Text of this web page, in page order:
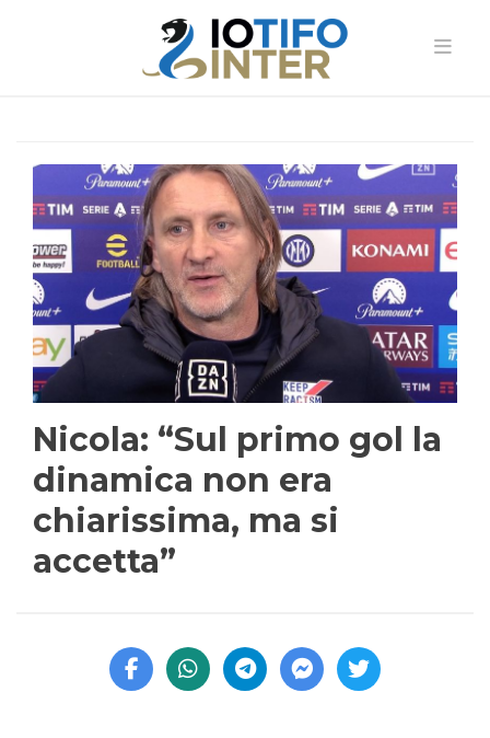
Nicola: “Sul primo gol la
dinamica non era
chiarissima, ma si
accetta”